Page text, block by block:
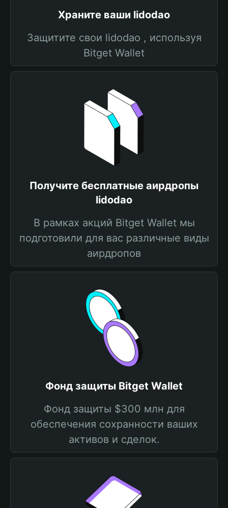
Храните ваши lidodao
Защитите свои lidodao , используя
Bitget Wallet
Получите бесплатные аирдропы
lidodao
В рамках акций Bitget Wallet мы
подготовили для вас различные виды
аирдропов
Фонд защиты Bitget Wallet
Фонд защиты $300 млн для
обеспечения сохранности ваших
активов и сделок.